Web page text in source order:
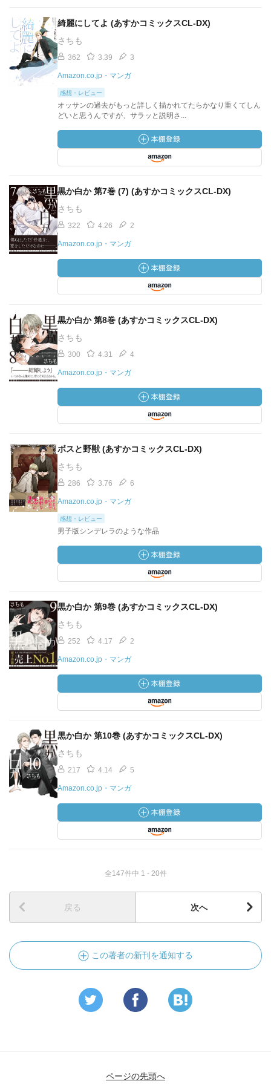
綺麗にしてよ (あすかコミックスCL-DX)
さちも
362 3.39 3
Amazon.co.jp・マンガ
感想・レビュー
オッサンの過去がもっと詳しく描かれてたらかなり重くてしん
どいと思うんですが、サラッと説明さ...
黒か白か 第7巻 (7) (あすかコミックスCL-DX)
さちも
322 4.26 2
Amazon.co.jp・マンガ
黒か白か 第8巻 (あすかコミックスCL-DX)
さちも
300 4.31 4
Amazon.co.jp・マンガ
ボスと野獣 (あすかコミックスCL-DX)
さちも
286 3.76 6
Amazon.co.jp・マンガ
感想・レビュー
男子版シンデレラのような作品
黒か白か 第9巻 (あすかコミックスCL-DX)
さちも
252 4.17 2
Amazon.co.jp・マンガ
黒か白か 第10巻 (あすかコミックスCL-DX)
さちも
217 4.14 5
Amazon.co.jp・マンガ
全147件中 1 - 20件
戻る 次へ
この著者の新刊を通知する
ページの先頭へ